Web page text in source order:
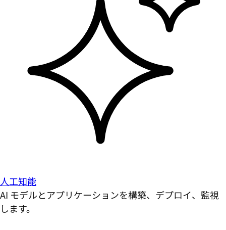
人工知能
AI モデルとアプリケーションを構築、デプロイ、監視
します。